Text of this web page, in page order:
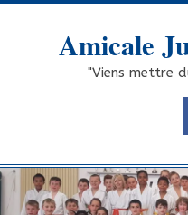
Skip
Amicale
"Viens mettre